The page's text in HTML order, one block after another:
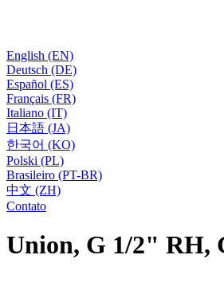
English (EN)
Deutsch (DE)
Español (ES)
Français (FR)
Italiano (IT)
日本語 (JA)
한국어 (KO)
Polski (PL)
Brasileiro (PT-BR)
中文 (ZH)
Contato
Union, G 1/2" RH,